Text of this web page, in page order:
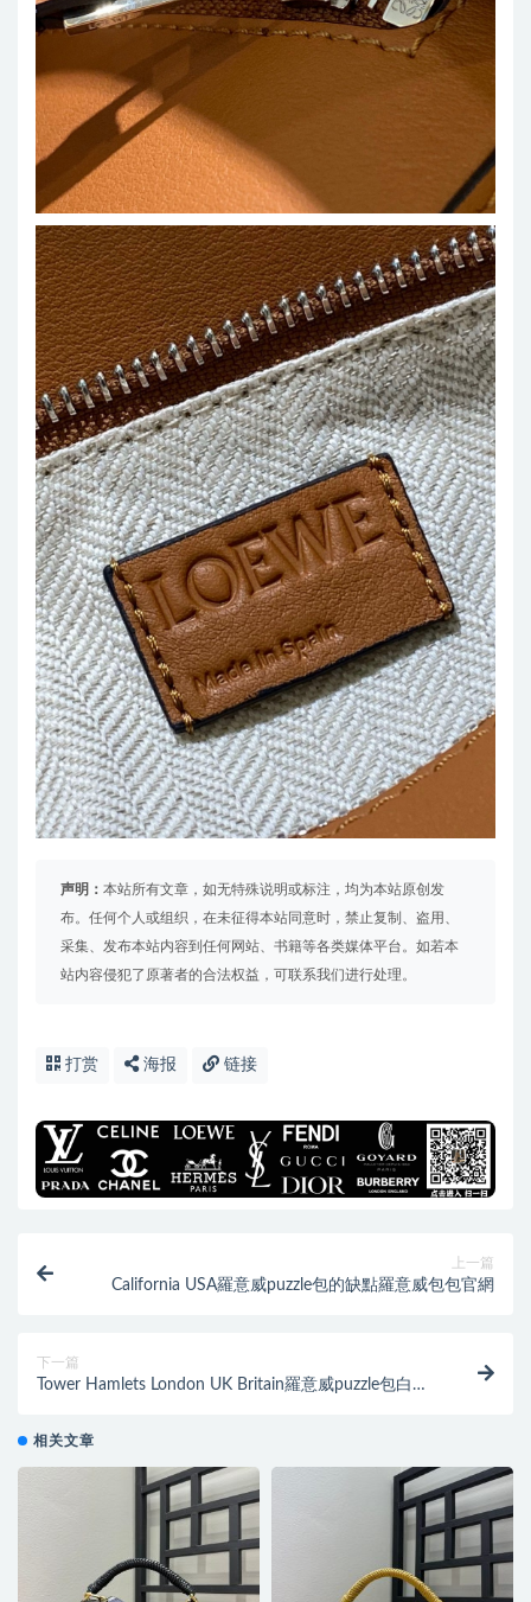
声明： 本站所有文章，如无特殊说明或标注，均为本站原创发
布。任何个人或组织，在未征得本站同意时，禁止复制、盗用、
采集、发布本站内容到任何网站、书籍等各类媒体平台。如若本
站内容侵犯了原著者的合法权益，可联系我们进行处理。
打赏 海报 链接
上一篇
California USA羅意威puzzle包的缺點羅意威包包官網
下一篇
Tower Hamlets London UK Britain羅意威puzzle包白棕
相关文章